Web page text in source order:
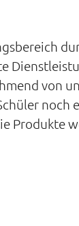
von
noch
Produkte